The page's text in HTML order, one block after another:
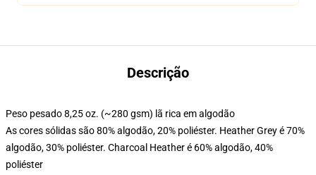
Descrição
Peso pesado 8,25 oz. (~280 gsm) lã rica em algodão
As cores sólidas são 80% algodão, 20% poliéster. Heather Grey é 70%
algodão, 30% poliéster. Charcoal Heather é 60% algodão, 40%
poliéster